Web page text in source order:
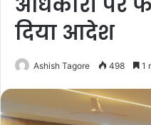
दिया आदेश
Ashish Tagore 498 1